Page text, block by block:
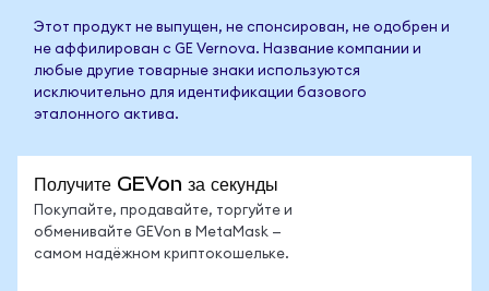
Этот продукт не выпущен, не спонсирован, не одобрен и
не аффилирован с GE Vernova. Название компании и
любые другие товарные знаки используются
исключительно для идентификации базового
эталонного актива.
Получите GEVon за секунды
Покупайте, продавайте, торгуйте и
обменивайте GEVon в MetaMask —
самом надёжном криптокошельке.